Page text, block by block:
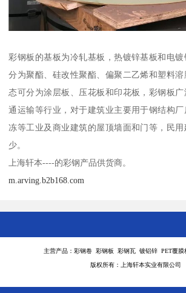
彩钢板的基板为冷轧基板，热镀锌基板和电
分为聚酯、硅改性聚酯、偏聚二乙烯和塑料
态可分为涂层板、压花板和印花板，彩钢板
通运输等行业，对于建筑业主要用于钢结构
冻等工业及商业建筑的屋顶墙面和门等，民
少。
上海轩本----的彩钢产品供货商。
m.arving.b2b168.com
主营产品：彩钢卷 彩钢板 彩钢瓦 镀铝锌 PET覆
版权所有：上海轩本实业有限公司